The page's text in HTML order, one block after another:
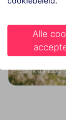
Last
Bekijk aanbod
Alle